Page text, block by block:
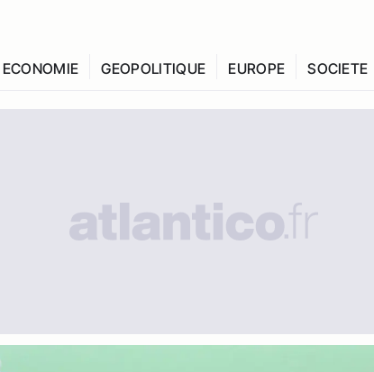
ECONOMIE GEOPOLITIQUE EUROPE SOCIETE